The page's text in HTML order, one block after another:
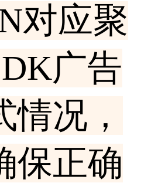
对应聚
广告
情况，
保正确